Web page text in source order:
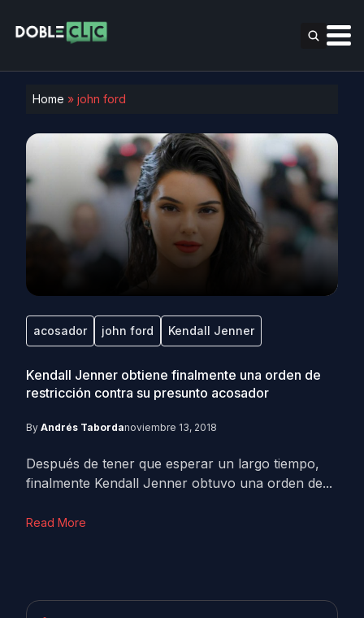
Home » john ford
acosador john ford Kendall Jenner
Kendall Jenner obtiene finalmente una orden de
restricción contra su presunto acosador
By Andrés Tabordanoviembre 13, 2018
Después de tener que esperar un largo tiempo,
finalmente Kendall Jenner obtuvo una orden de...
Read More